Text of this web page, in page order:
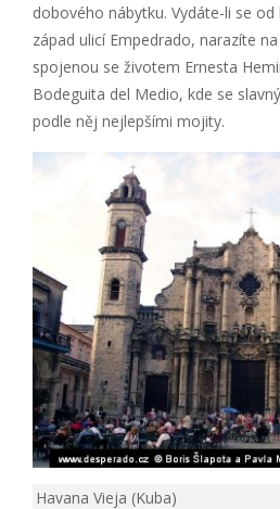
dobového nábytku. Vydáte-li se
západ ulicí Empedrado, narazíte
spojenou se životem Ernesta
Bodeguita del Medio, kde se
podle něj nejlepšími mojity.
Havana Vieja (Kuba)